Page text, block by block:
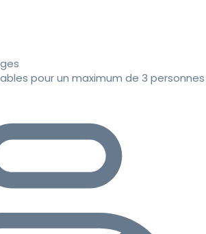
pour un maximum de 3 personnes